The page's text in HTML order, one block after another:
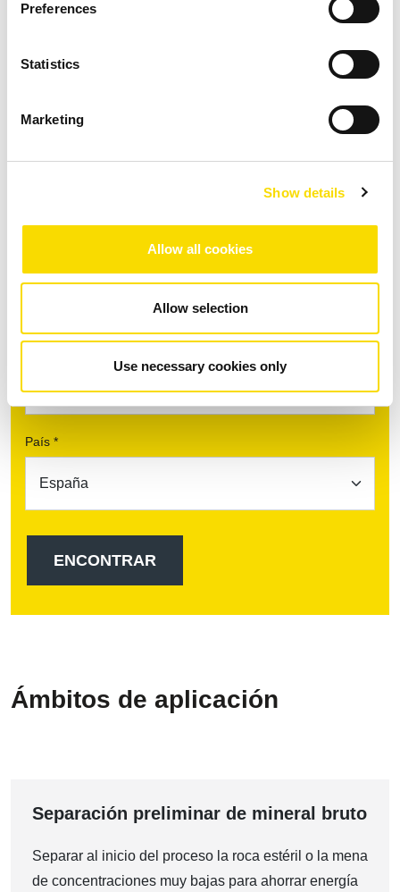
Preferences
Statistics
Marketing
Show details
Allow all cookies
Allow selection
Use necessary cookies only
PDF| 1.85 MB | Descarga tras la introducción de datos
Continente / región *
País *
Ámbitos de aplicación
Separación preliminar de mineral bruto
Separar al inicio del proceso la roca estéril o la mena
de concentraciones muy bajas para ahorrar energía